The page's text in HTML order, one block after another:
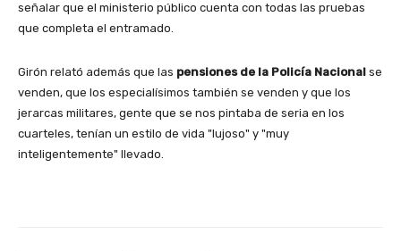
señalar que el ministerio público cuenta con todas las pruebas
que completa el entramado.
Girón relató además que las pensiones de la Policía Nacional se
venden, que los especialísimos también se venden y que los
jerarcas militares, gente que se nos pintaba de seria en los
cuarteles, tenían un estilo de vida "lujoso" y "muy
inteligentemente" llevado.